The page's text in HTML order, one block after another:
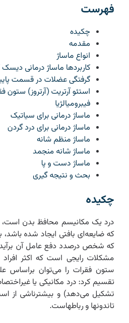
فهرست
چکیده
مقدمه
انواع ماساژ
کاربردها ماساژ درمانی
گرفتگی عضلات در قسمت
استئو آرتریت (آرتروز) ستون
فیبرومیالژیا
ماساژ درمانی برای سیاتیک
ماساژ درمانی برای درد گردن
ماساژ منظم شانه
ماساژ شانه منجمد
ماساژ دست و پا
بحث و نتیجه گیری
چکیده
درد یک مکانیسم محافظ بدن است،
که ضایعه‌ای بافتی ایجاد شده
که‌ شخص‌ درصدد دفع عامل آن
مشکلات رایجی است که اکثر
تقسیم کرد: درد مکانیکی یا غیراختصاصی
تشکیل می‌دهد) و بیشترناشی از
تاندونها و رباطهاست.